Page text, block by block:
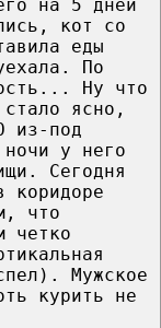
на 5 дней
кот со
еды
По
Ну что
ясно,
из-под
у него
Сегодня
коридоре
что
четко
Мужское
курить не